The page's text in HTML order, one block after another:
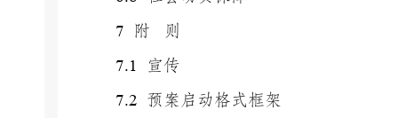
7 附 则
7.1
宣传
7.2 预案启动格式框架